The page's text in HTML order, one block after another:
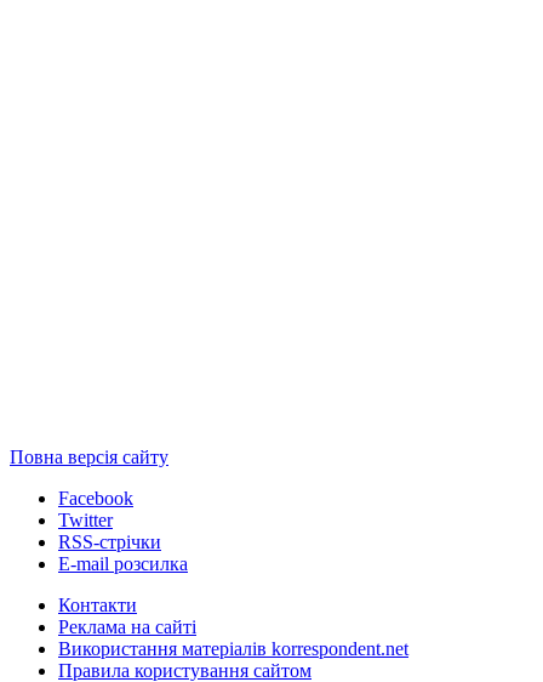
Повна версія сайту
Facebook
Twitter
RSS-стрічки
E-mail розсилка
Контакти
Реклама на сайті
Використання матеріалів korrespondent.net
Правила користування сайтом